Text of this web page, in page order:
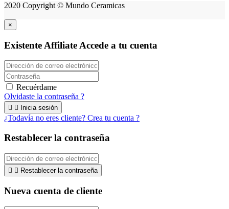
2020 Copyright © Mundo Ceramicas
×
Existente Affiliate Accede a tu cuenta
Recuérdame
Olvidaste la contraseña ?
  Inicia sesión
¿Todavía no eres cliente? Crea tu cuenta ?
Restablecer la contraseña
  Restablecer la contraseña
Nueva cuenta de cliente